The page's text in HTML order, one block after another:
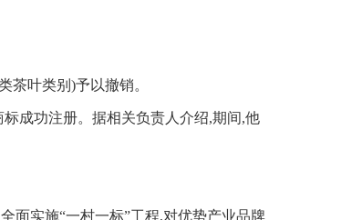
叶类别)予以撤销。
成功注册。据相关负责人介绍,期间,他
实施“一村一标”工程,对优势产业品牌